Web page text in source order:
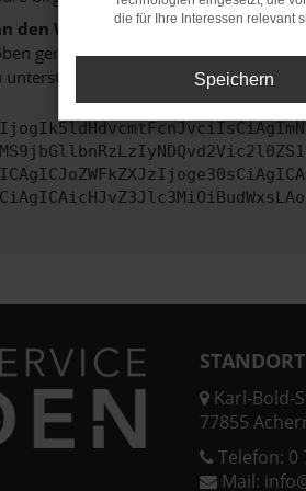
den Webseitenbetreiber.
genannten Schritte versucht hast,
Karl-Bold-
77855
Telefon: 0
Mail:
die für Ihre Interessen relevant
Speichern